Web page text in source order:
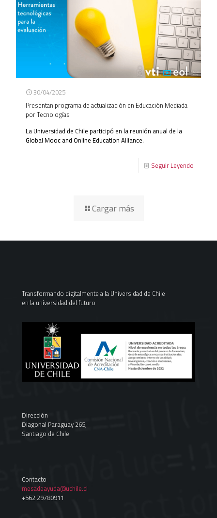
30/04/2025
Presentan programa de actualización en Educación Mediada
por Tecnologías
La Universidad de Chile participó en la reunión anual de la
Global Mooc and Online Education Alliance.
Seguir Leyendo
Cargar más
Transformando digitalmente a la Universidad de Chile
en la universidad del futuro
Dirección
Diagonal Paraguay 265,
Santiago de Chile
Contacto
mesadeayuda@uchile.cl
+562 29780911